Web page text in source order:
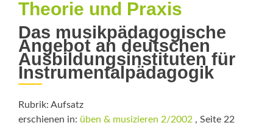
Theorie und Praxis
Das musikpädagogische
Angebot an deutschen
Ausbildungsinstituten für
Instrumentalpädagogik
Rubrik: Aufsatz
erschienen in: üben & musizieren 2/2002 , Seite 22